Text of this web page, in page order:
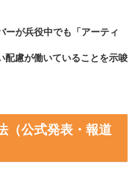
ーが兵役中でも「アーティ
配慮が働いていることを示唆
（公式発表・報道